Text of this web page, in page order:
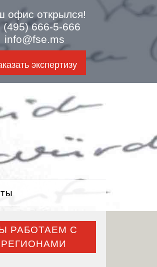
офис открылся!
(495) 666-5-666
info@fse.ms
экспертизу
РАБОТАЕМ С
РЕГИОНАМИ